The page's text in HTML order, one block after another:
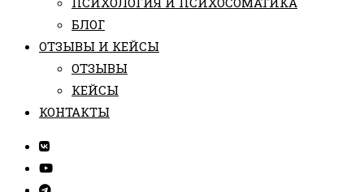
БЛОГ
ОТЗЫВЫ И КЕЙСЫ
ОТЗЫВЫ
КЕЙСЫ
КОНТАКТЫ